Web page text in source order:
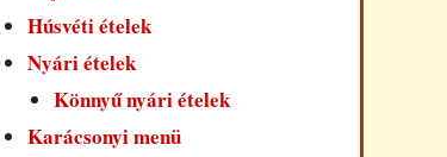
Húsvéti ételek
Nyári ételek
Könnyű nyári ételek
Karácsonyi menü